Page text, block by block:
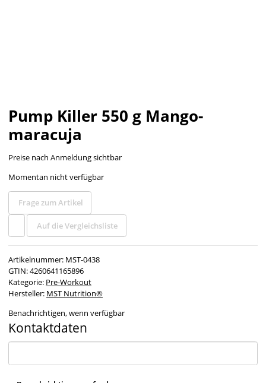
Pump Killer 550 g Mango-
maracuja
Preise nach Anmeldung sichtbar
Momentan nicht verfügbar
Frage zum Artikel
Auf die Vergleichsliste
Artikelnummer: MST-0438
GTIN:4260641165896
Kategorie: Pre-Workout
Hersteller: MST Nutrition®
Benachrichtigen, wenn verfügbar
Kontaktdaten